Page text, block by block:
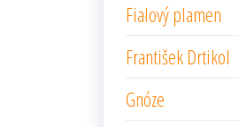
Fialový plamen
František Drtikol
Gnóze